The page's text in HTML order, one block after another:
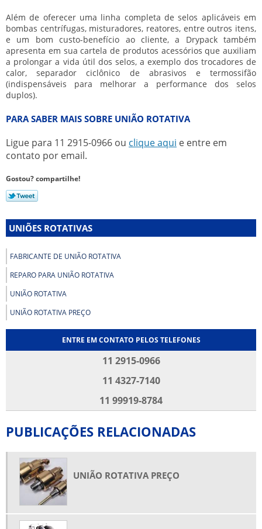
Além de oferecer uma linha completa de selos aplicáveis em
bombas centrífugas, misturadores, reatores, entre outros itens,
e um bom custo-benefício ao cliente, a Drypack também
apresenta em sua cartela de produtos acessórios que auxiliam
a prolongar a vida útil dos selos, a exemplo dos trocadores de
calor, separador ciclônico de abrasivos e termossifão
(indispensáveis para melhorar a performance dos selos
duplos).
PARA SABER MAIS SOBRE UNIÃO ROTATIVA
Ligue para 11 2915-0966 ou clique aqui e entre em
contato por email.
Gostou? compartilhe!
UNIÕES ROTATIVAS
FABRICANTE DE UNIÃO ROTATIVA
REPARO PARA UNIÃO ROTATIVA
UNIÃO ROTATIVA
UNIÃO ROTATIVA PREÇO
ENTRE EM CONTATO PELOS TELEFONES
11 2915-0966
11 4327-7140
11 99919-8784
PUBLICAÇÕES RELACIONADAS
UNIÃO ROTATIVA PREÇO